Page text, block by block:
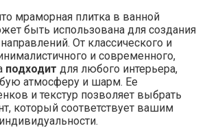
мраморная плитка в ванной
быть использована для создания
От классического и
и современного,
подходит для любого интерьера,
атмосферу и шарм. Ее
и текстур позволяет выбрать
который соответствует вашим